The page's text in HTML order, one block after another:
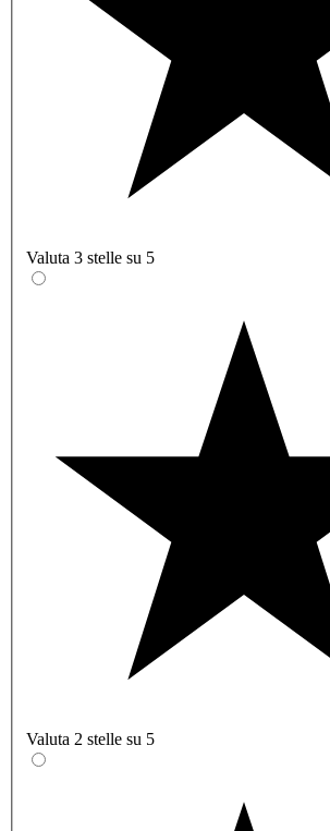
Valuta 3 stelle su 5
Valuta 2 stelle su 5